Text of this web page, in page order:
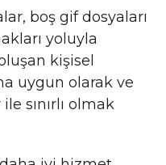
boş gif dosyaları
yoluyla
kişisel
uygun olarak ve
sınırlı olmak